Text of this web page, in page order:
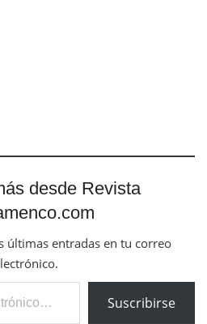
desde Revista
últimas entradas en tu correo
Suscribirse